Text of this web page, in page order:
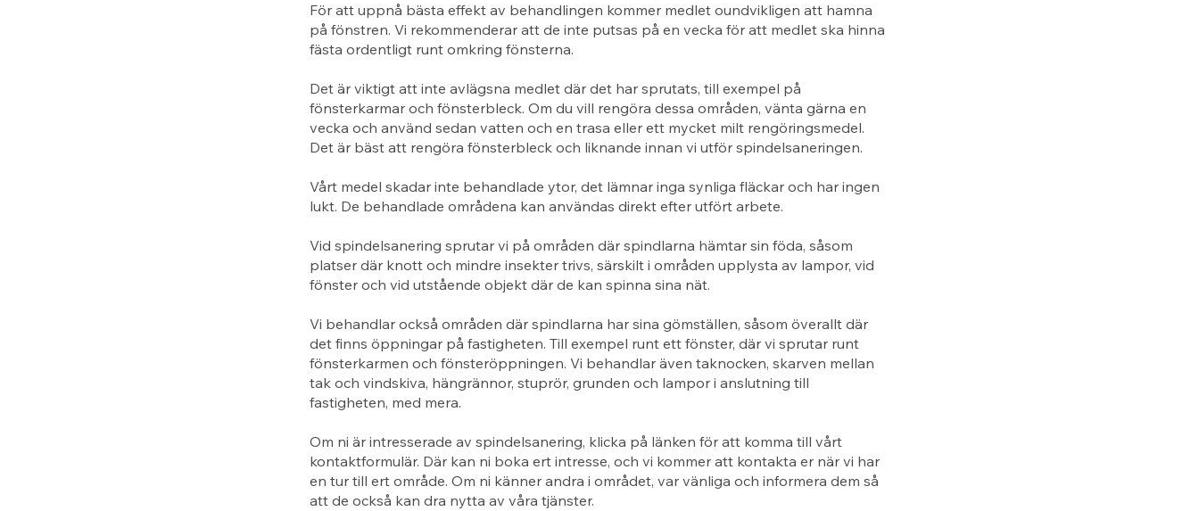
För att uppnå bästa effekt av behandlingen kommer medlet oundvikligen att hamna
på fönstren. Vi rekommenderar att de inte putsas på en vecka för att medlet ska hinna
fästa ordentligt runt omkring fönsterna.
Det är viktigt att inte avlägsna medlet där det har sprutats, till exempel på
fönsterkarmar och fönsterbleck. Om du vill rengöra dessa områden, vänta gärna en
vecka och använd sedan vatten och en trasa eller ett mycket milt rengöringsmedel.
Det är bäst att rengöra fönsterbleck och liknande innan vi utför spindelsaneringen.
Vårt medel skadar inte behandlade ytor, det lämnar inga synliga fläckar och har ingen
lukt. De behandlade områdena kan användas direkt efter utfört arbete.
Vid spindelsanering sprutar vi på områden där spindlarna hämtar sin föda, såsom
platser där knott och mindre insekter trivs, särskilt i områden upplysta av lampor, vid
fönster och vid utstående objekt där de kan spinna sina nät.
Vi behandlar också områden där spindlarna har sina gömställen, såsom överallt där
det finns öppningar på fastigheten. Till exempel runt ett fönster, där vi sprutar runt
fönsterkarmen och fönsteröppningen. Vi behandlar även taknocken, skarven mellan
tak och vindskiva, hängrännor, stuprör, grunden och lampor i anslutning till
fastigheten, med mera.
Om ni är intresserade av spindelsanering, klicka på länken för att komma till vårt
kontaktformulär. Där kan ni boka ert intresse, och vi kommer att kontakta er när vi har
en tur till ert område. Om ni känner andra i området, var vänliga och informera dem så
att de också kan dra nytta av våra tjänster.